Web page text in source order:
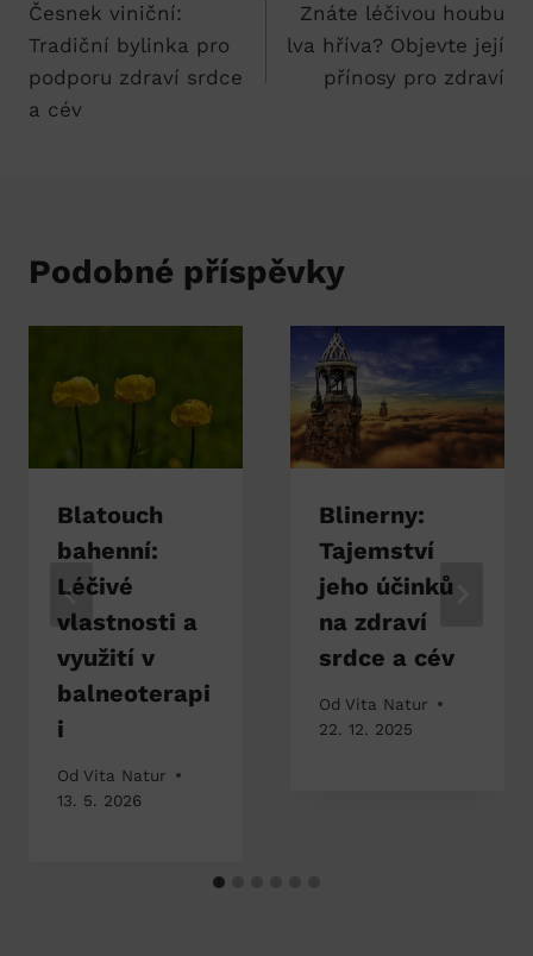
pro
příspěvek
Česnek viniční:
Tradiční bylinka pro
podporu zdraví srdce
a cév
Znáte léčivou houbu
lva hříva? Objevte její
přínosy pro zdraví
Podobné příspěvky
Blatouch
bahenní:
Léčivé
vlastnosti a
využití v
balneoterapi
i
Od Vita Natur
13. 5. 2026
Blinerny:
Tajemství
jeho účinků
na zdraví
srdce a cév
Od Vita Natur
22. 12. 2025